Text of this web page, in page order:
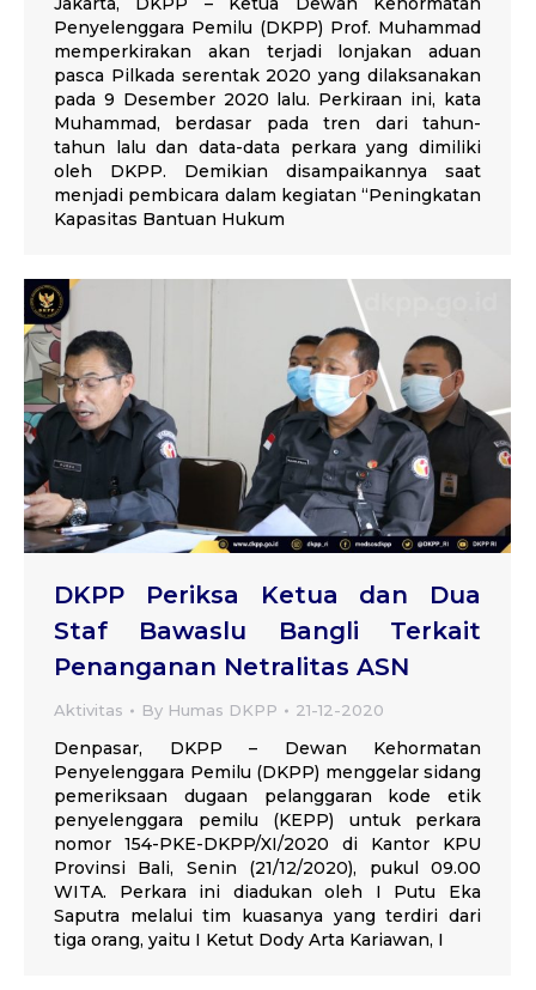
Penyelenggara Pemilu (DKPP) Prof. Muhammad
memperkirakan akan terjadi lonjakan aduan
pasca Pilkada serentak 2020 yang dilaksanakan
pada 9 Desember 2020 lalu. Perkiraan ini, kata
Muhammad, berdasar pada tren dari tahun-
tahun lalu dan data-data perkara yang dimiliki
oleh DKPP. Demikian disampaikannya saat
menjadi pembicara dalam kegiatan “Peningkatan
Kapasitas Bantuan Hukum
DKPP Periksa Ketua dan Dua
Staf Bawaslu Bangli Terkait
Penanganan Netralitas ASN
Aktivitas By Humas DKPP 21-12-2020
Denpasar, DKPP – Dewan Kehormatan
Penyelenggara Pemilu (DKPP) menggelar sidang
pemeriksaan dugaan pelanggaran kode etik
penyelenggara pemilu (KEPP) untuk perkara
nomor 154-PKE-DKPP/XI/2020 di Kantor KPU
Provinsi Bali, Senin (21/12/2020), pukul 09.00
WITA. Perkara ini diadukan oleh I Putu Eka
Saputra melalui tim kuasanya yang terdiri dari
tiga orang, yaitu I Ketut Dody Arta Kariawan, I